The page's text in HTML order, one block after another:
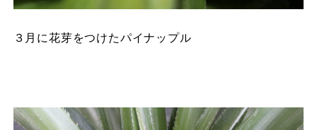
３月に花芽をつけたパイナップル